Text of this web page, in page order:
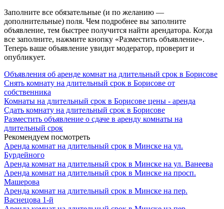
Заполните все обязательные (и по желанию —
дополнительные) поля. Чем подробнее вы заполните
объявление, тем быстрее получится найти арендатора. Когда
все заполните, нажмите кнопку «Разместить объявление».
Теперь ваше объявление увидит модератор, проверит и
опубликует.
Объявления об аренде комнат на длительный срок в Борисове
Снять комнату на длительный срок в Борисове от
собственника
Комнаты на длительный срок в Борисове цены - аренда
Сдать комнату на длительный срок в Борисове
Разместить объявление о сдаче в аренду комнаты на
длительный срок
Рекомендуем посмотреть
Аренда комнат на длительный срок в Минске на ул.
Бурдейного
Аренда комнат на длительный срок в Минске на ул. Ванеева
Аренда комнат на длительный срок в Минске на просп.
Машерова
Аренда комнат на длительный срок в Минске на пер.
Васнецова 1-й